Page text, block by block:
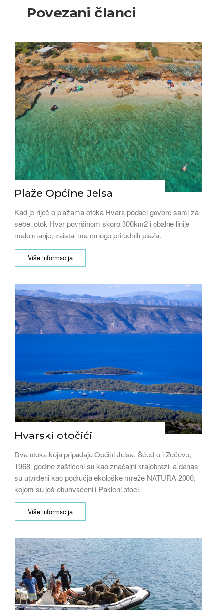
Povezani članci
Plaže Općine Jelsa
Kad je riječ o plažama otoka Hvara podaci govore sami za
sebe, otok Hvar površinom skoro 300km2 i obalne linije
malo manje, zaista ima mnogo prirodnih plaža.
Više informacija
Hvarski otočići
Dva otoka koja pripadaju Općini Jelsa, Šćedro i Zečevo,
1968. godine zaštićeni su kao značajni krajobrazi, a danas
su utvrđeni kao područja ekološke mreže NATURA 2000,
kojom su još obuhvaćeni i Pakleni otoci.
Više informacija